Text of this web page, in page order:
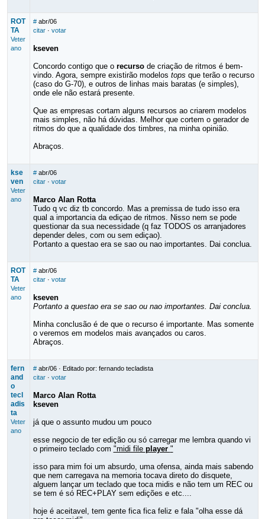
ROT
TA
Veter
ano
# abr/06
citar· votar
kseven
Concordo contigo que o recursode criação de ritmos é bem-
vindo. Agora, sempre existirão modelos tops que terão o recurso
(caso do G-70), e outros de linhas mais baratas (e simples),
onde ele não estará presente.
Que as empresas cortam alguns recursos ao criarem modelos
mais simples, não há dúvidas. Melhor que cortem o gerador de
ritmos do que a qualidade dos timbres, na minha opinião.
Abraços.
kse
ven
Veter
ano
# abr/06
citar· votar
Marco Alan Rotta
Tudo q vc diz tb concordo. Mas a premissa de tudo isso era
qual a importancia da ediçao de ritmos. Nisso nem se pode
questionar da sua necessidade (q faz TODOS os arranjadores
depender deles, com ou sem ediçao).
Portanto a questao era se sao ou nao importantes. Dai conclua.
ROT
TA
Veter
ano
# abr/06
citar· votar
kseven
Portanto a questao era se sao ou nao importantes. Dai conclua.
Minha conclusão é de que o recurso é importante. Mas somente
o veremos em modelos mais avançados ou caros.
Abraços.
fern
and
o
tecl
adis
ta
Veter
ano
# abr/06· Editado por: fernando tecladista
citar· votar
Marco Alan Rotta
kseven
já que o assunto mudou um pouco
esse negocio de ter edição ou só carregar me lembra quando vi
o primeiro teclado com "midi file player "
isso para mim foi um absurdo, uma ofensa, ainda mais sabendo
que nem carregava na memoria tocava direto do disquete,
alguem lançar um teclado que toca midis e não tem um REC ou
se tem é só REC+PLAY sem edições e etc....
hoje é aceitavel, tem gente fica fica feliz e fala "olha esse dá